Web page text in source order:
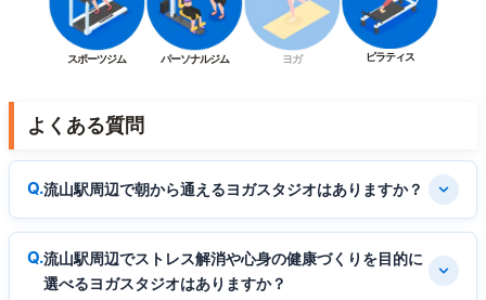
スポーツジム パーソナルジム ヨガ ピラティス
よくある質問
流山駅周辺で朝から通えるヨガスタジオはありますか？
流山駅周辺でストレス解消や心身の健康づくりを目的に
選べるヨガスタジオはありますか？